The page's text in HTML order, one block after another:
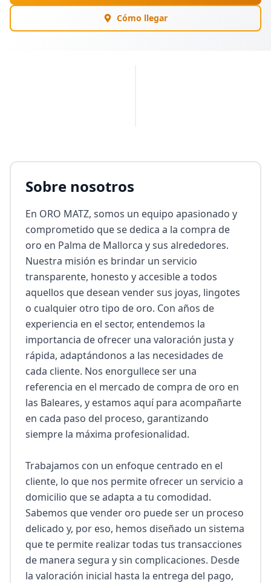
Cómo llegar
Sobre nosotros
En ORO MATZ, somos un equipo apasionado y
comprometido que se dedica a la compra de
oro en Palma de Mallorca y sus alrededores.
Nuestra misión es brindar un servicio
transparente, honesto y accesible a todos
aquellos que desean vender sus joyas, lingotes
o cualquier otro tipo de oro. Con años de
experiencia en el sector, entendemos la
importancia de ofrecer una valoración justa y
rápida, adaptándonos a las necesidades de
cada cliente. Nos enorgullece ser una
referencia en el mercado de compra de oro en
las Baleares, y estamos aquí para acompañarte
en cada paso del proceso, garantizando
siempre la máxima profesionalidad.
Trabajamos con un enfoque centrado en el
cliente, lo que nos permite ofrecer un servicio a
domicilio que se adapta a tu comodidad.
Sabemos que vender oro puede ser un proceso
delicado y, por eso, hemos diseñado un sistema
que te permite realizar todas tus transacciones
de manera segura y sin complicaciones. Desde
la valoración inicial hasta la entrega del pago,